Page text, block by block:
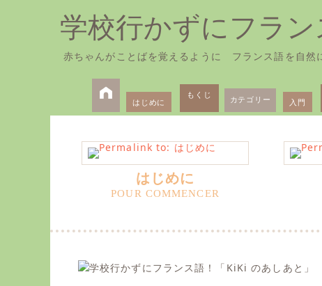
学校行かずにフラン
赤ちゃんがことばを覚えるように フランス語を自
Primary
Menu
Skip
to
content
はじめに
もくじ カテゴリー 入門
はじめに